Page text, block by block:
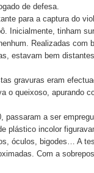
de defesa.
para a captura do
Inicialmente, tinham
Realizadas com
estavam bem
gravuras eram
o queixoso, apurando
passaram a ser
plástico incolor
óculos, bigodes… A
Com a